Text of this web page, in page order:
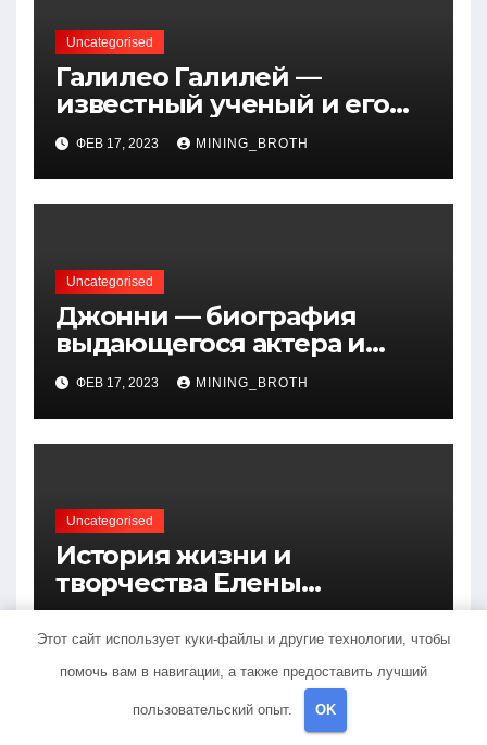
Uncategorised
Галилео Галилей —
известный ученый и его
открытия — краткая
биография, достижения и
вклад в науку
ФЕВ 17, 2023 MINING_BROTH
Uncategorised
Джонни — биография
выдающегося актера и
талантливого певца, чья
артистичность захватывает
миллионы сердец
ФЕВ 17, 2023 MINING_BROTH
Uncategorised
История жизни и
творчества Елены
Дубровской — биография,
достижения, интересные
факты
Этот сайт использует куки-файлы и другие технологии, чтобы
помочь вам в навигации, а также предоставить лучший
пользовательский опыт. OK